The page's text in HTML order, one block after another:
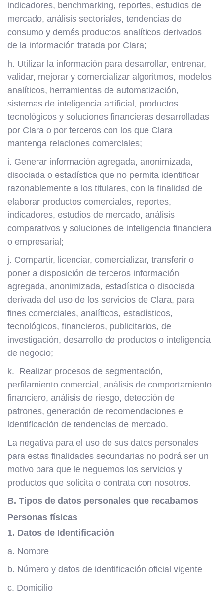
indicadores, benchmarking, reportes, estudios de
mercado, análisis sectoriales, tendencias de
consumo y demás productos analíticos derivados
de la información tratada por Clara;
h. Utilizar la información para desarrollar, entrenar,
validar, mejorar y comercializar algoritmos, modelos
analíticos, herramientas de automatización,
sistemas de inteligencia artificial, productos
tecnológicos y soluciones financieras desarrolladas
por Clara o por terceros con los que Clara
mantenga relaciones comerciales;
i. Generar información agregada, anonimizada,
disociada o estadística que no permita identificar
razonablemente a los titulares, con la finalidad de
elaborar productos comerciales, reportes,
indicadores, estudios de mercado, análisis
comparativos y soluciones de inteligencia financiera
o empresarial;
j. Compartir, licenciar, comercializar, transferir o
poner a disposición de terceros información
agregada, anonimizada, estadística o disociada
derivada del uso de los servicios de Clara, para
fines comerciales, analíticos, estadísticos,
tecnológicos, financieros, publicitarios, de
investigación, desarrollo de productos o inteligencia
de negocio;
k. Realizar procesos de segmentación,
perfilamiento comercial, análisis de comportamiento
financiero, análisis de riesgo, detección de
patrones, generación de recomendaciones e
identificación de tendencias de mercado.
La negativa para el uso de sus datos personales
para estas finalidades secundarias no podrá ser un
motivo para que le neguemos los servicios y
productos que solicita o contrata con nosotros.
B. Tipos de datos personales que recabamos
Personas físicas
1. Datos de Identificación
a. Nombre
b. Número y datos de identificación oficial vigente
c. Domicilio